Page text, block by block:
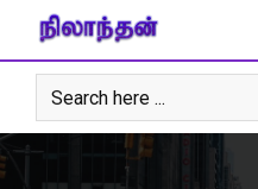
content